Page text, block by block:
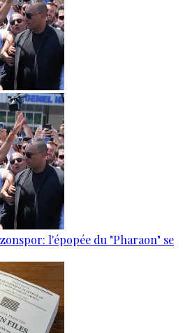
l'épopée du "Pharaon" se